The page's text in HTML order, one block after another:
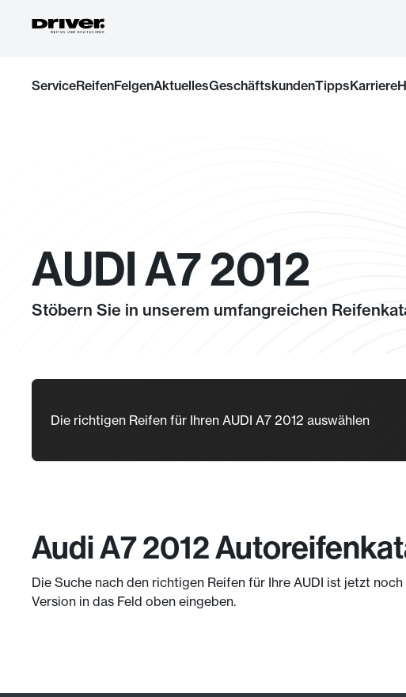
InhaltServiceReifenFelgenAktuellesGeschäftskundenTippsKarriere
AUDI A7 2012
Stöbern Sie in unserem umfangreichen
Die richtigen Reifen für Ihren AUDI A7 2012 auswählen
Audi A7 2012
Die Suche nach den richtigen Reifen für Ihre AUDI ist jetzt
Version in das Feld oben eingeben.